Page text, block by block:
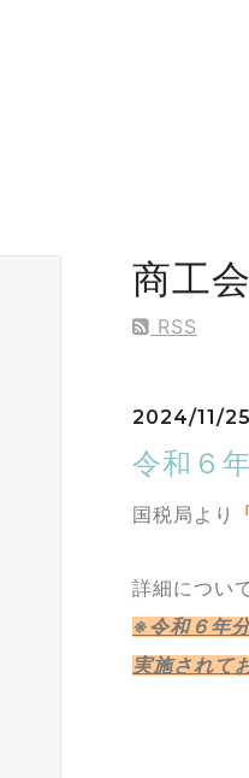
商工
RSS
2024/11/
令和６
国税局より
詳細につい
※令和６年
実施されて